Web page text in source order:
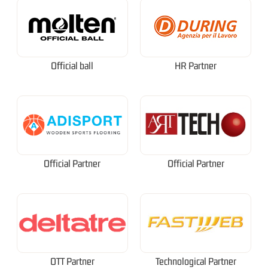
Official ball HR Partner
Official Partner Official Partner
OTT Partner Technological Partner